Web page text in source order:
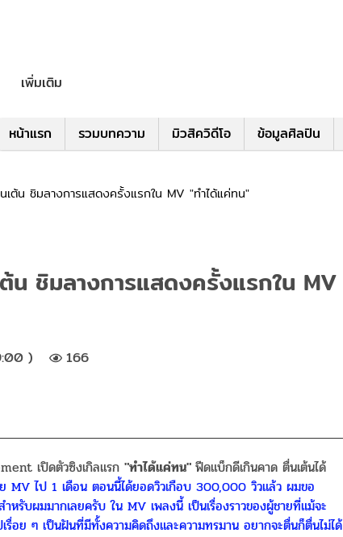
เพิ่มเติม
หน้าแรก รวมบทความ มิวสิควิดีโอ ข้อมูลศิลปิน
เต้น ชิมลางการแสดงครั้งแรกใน MV "ทำได้แค่ทน"
น ชิมลางการแสดงครั้งแรกใน MV
) 166
เปิดตัวซิงเกิลแรก "ทำได้แค่ทน" ฟีดแบ็กดีเกินคาด ตื่นเต้นได้
MV ไป 1 เดือน ตอนนี้ได้ยอดวิวเกือบ 300,000 วิวแล้ว ผมขอ
บผมมากเลยครับ ใน MV เพลงนี้ เป็นเรื่องราวของผู้ชายที่แม้จะ
รื่อย ๆ เป็นฝันที่มีทั้งความคิดถึงและความทรมาน อยากจะตื่นก็ตื่นไม่ได้